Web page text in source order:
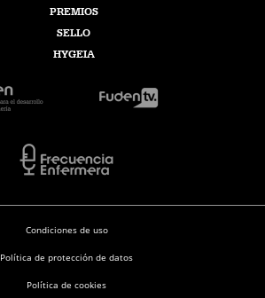
PREMIOS
SELLO
HYGEIA
Condiciones de uso
Política de protección de datos
Política de cookies